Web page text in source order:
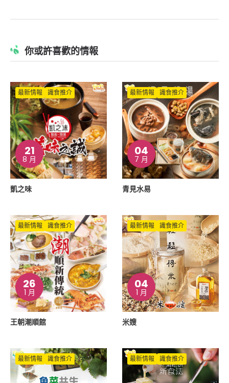
你或許喜歡的情報
21
8 月
最新情報 識食推介
凱之味
04
7 月
最新情報 識食推介
青見水易
26
1 月
最新情報 識食推介
王朝潮順館
04
1 月
最新情報 識食推介
米嫂
最新情報 識食推介 最新情報 識食推介